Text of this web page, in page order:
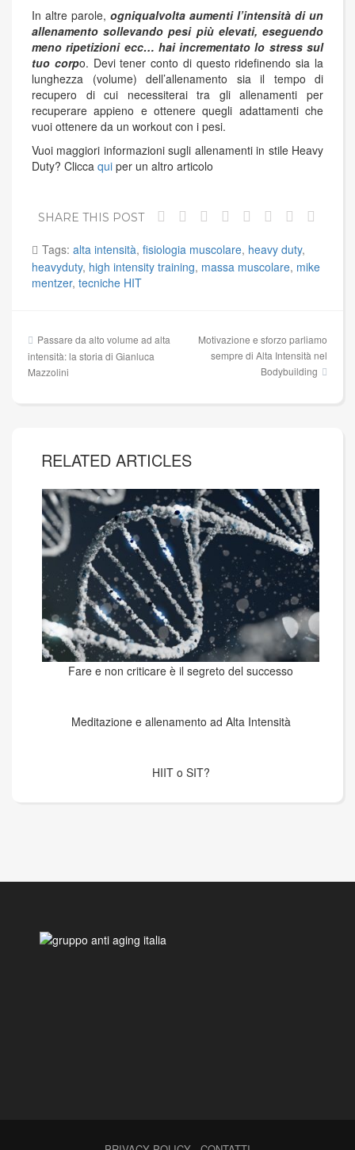
In altre parole, ogniqualvolta aumenti l’intensità di un
allenamento sollevando pesi più elevati, eseguendo
meno ripetizioni ecc… hai incrementato lo stress sul
tuo corpo. Devi tener conto di questo ridefinendo sia la
lunghezza (volume) dell’allenamento sia il tempo di
recupero di cui necessiterai tra gli allenamenti per
recuperare appieno e ottenere quegli adattamenti che
vuoi ottenere da un workout con i pesi.
Vuoi maggiori informazioni sugli allenamenti in stile Heavy
Duty? Clicca qui per un altro articolo
SHARE THIS POST
Tags: alta intensità, fisiologia muscolare, heavy duty,
heavyduty, high intensity training, massa muscolare, mike
mentzer, tecniche HIT
Navigazione
articoli
Passare da alto volume ad alta
intensità: la storia di Gianluca
Mazzolini
Motivazione e sforzo parliamo
sempre di Alta Intensità nel
Bodybuilding
RELATED ARTICLES
Fare e non criticare è il segreto del successo
Meditazione e allenamento ad Alta Intensità
HIIT o SIT?